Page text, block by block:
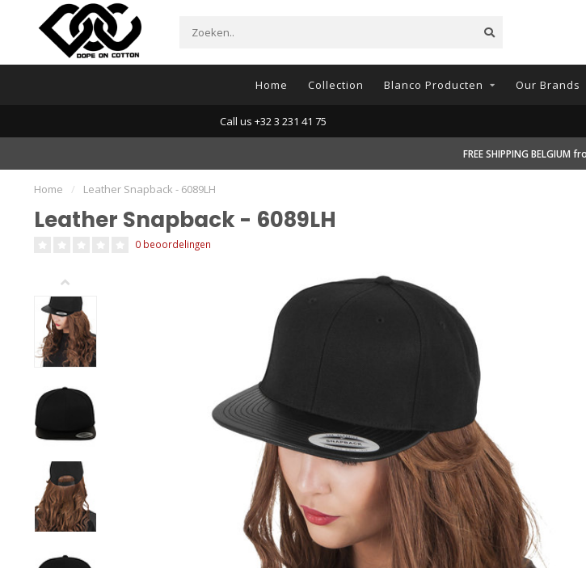
Home Collection Blanco Producten Our Brands
Call us +32 3 231 41 75
FREE SHIPPING BELGIUM
Home / Leather Snapback - 6089LH
Leather Snapback - 6089LH
0 beoordelingen